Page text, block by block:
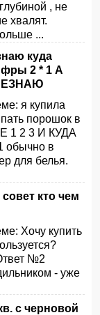
, не
хвалят.
...
куда
2 * 1 А
я купила
порошок в
1 2 3 И КУДА
в
для белья.
кто чем
Хочу купить
№2
- уже
с черновой